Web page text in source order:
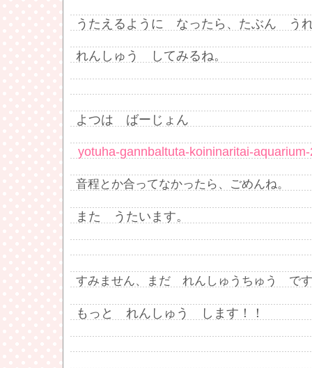
うたえるように なったら、たぶん う
れんしゅう してみるね。
よつは ばーじょん
yotuha-gannbaltuta-koininaritai-
音程とか合ってなかったら、ごめんね。
また うたいます。
すみません、まだ れんしゅうちゅう で
もっと れんしゅう します！！